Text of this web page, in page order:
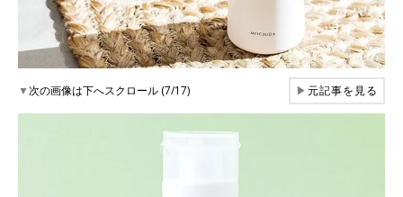
▼次の画像は下へスクロール (7/17) ▶元記事を見る